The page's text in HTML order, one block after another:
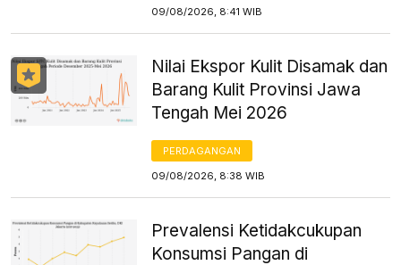
09/08/2026, 8:41 WIB
Nilai Ekspor Kulit Disamak dan
Barang Kulit Provinsi Jawa
Tengah Mei 2026
PERDAGANGAN
09/08/2026, 8:38 WIB
Prevalensi Ketidakcukupan
Konsumsi Pangan di